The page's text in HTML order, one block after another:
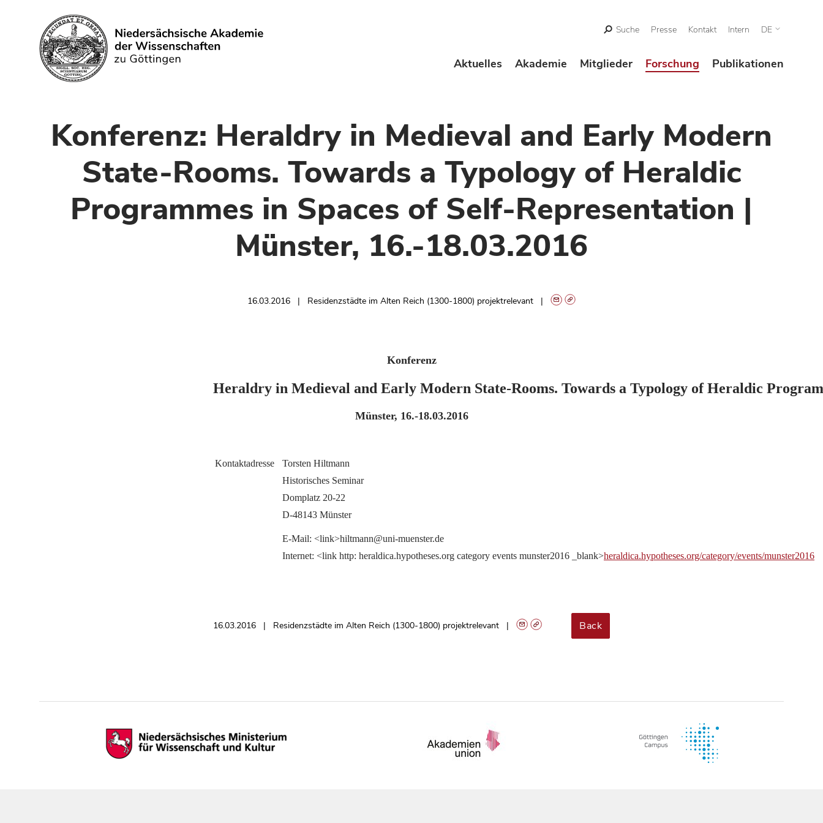
Suchen
Suche Presse Kontakt Intern DE
Aktuelles Akademie Mitglieder Forschung Publikationen
Konferenz: Heraldry in Medieval and Early Modern
State-Rooms. Towards a Typology of Heraldic
Programmes in Spaces of Self-Representation |
Münster, 16.-18.03.2016
16.03.2016 Residenzstädte im Alten Reich (1300-1800) projektrelevant
Konferenz
Heraldry in Medieval and Early Modern State-Rooms. Towards a Typology of Heraldic
Münster, 16.-18.03.2016
Kontaktadresse
Torsten Hiltmann
Historisches Seminar
Domplatz 20-22
D-48143 Münster
E-Mail: <link>hiltmann@uni-muenster.de
Internet: <link http: heraldica.hypotheses.org category events munster2016 _blank>heraldica.hypotheses.org/category/events/munster2016
16.03.2016 Residenzstädte im Alten Reich (1300-1800) projektrelevant Back